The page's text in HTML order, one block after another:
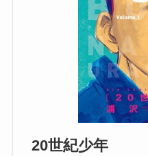
20世紀少年